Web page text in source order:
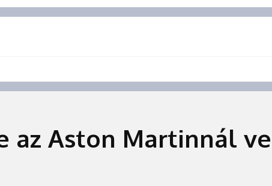
az Aston Martinnál